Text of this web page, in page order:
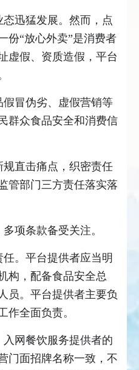
迅猛发展。然而，点
份“放心外卖”是消费者
虚假、资质造假，平台
冒伪劣、虚假营销等
群众食品安全和消费信
直击痛点，织密责任
管部门三方责任落实落
项条款备受关注。
。平台提供者应当明
构，配备食品安全总
员。平台提供者主要负
作全面负责。
网餐饮服务提供者的
门面招牌名称一致，不